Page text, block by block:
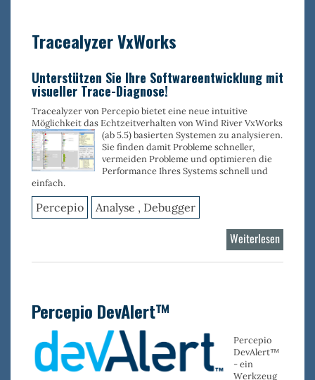
Tracealyzer VxWorks
Unterstützen Sie Ihre Softwareentwicklung mit
visueller Trace-Diagnose!
Tracealyzer von Percepio bietet eine neue intuitive
Möglichkeit das Echtzeitverhalten von Wind River VxWorks
(ab 5.5) basierten Systemen zu analysieren.
Sie finden damit Probleme schneller,
vermeiden Probleme und optimieren die
Performance Ihres Systems schnell und
einfach.
Percepio Analyse , Debugger
Weiterlesen
Percepio DevAlert™
Percepio
DevAlert™
- ein
Werkzeug